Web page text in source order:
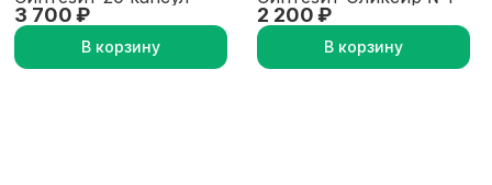
3 700 ₽
В корзину
2 200 ₽
В корзину